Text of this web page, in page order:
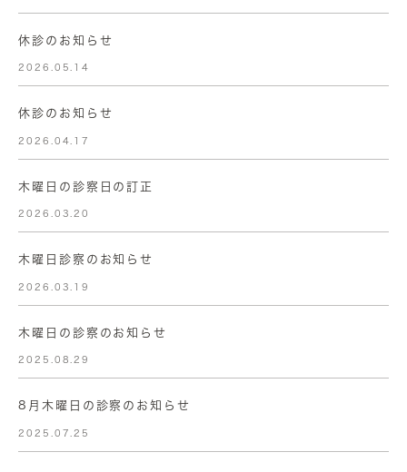
休診のお知らせ
2026.05.14
休診のお知らせ
2026.04.17
木曜日の診察日の訂正
2026.03.20
木曜日診察のお知らせ
2026.03.19
木曜日の診察のお知らせ
2025.08.29
8月木曜日の診察のお知らせ
2025.07.25